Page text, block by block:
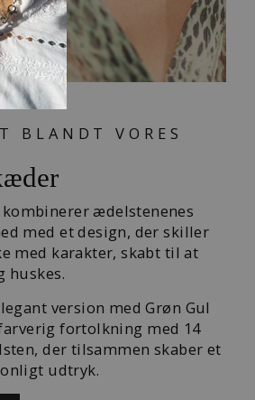
BLANDT VORES
ædelstenenes
med et design, der skiller
med karakter, skabt til at
huskes.
version med Grøn Gul
fortolkning med 14
der tilsammen skaber et
udtryk.